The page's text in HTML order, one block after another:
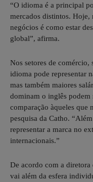
“O idioma é a principal
mercados distintos.
negócios é como estar
global”, afirma.
Nos setores de
idioma pode representar
mas também maiores
dominam o inglês podem
comparação àqueles que
pesquisa da Catho.
representar a marca no
internacionais.”
De acordo com a
vai além da esfera